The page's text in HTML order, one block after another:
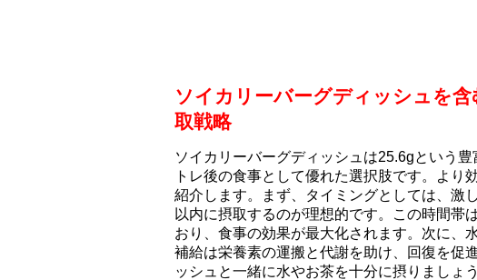
ソイカリーバーグディッシュを
取戦略
ソイカリーバーグディッシュは25.6gという
トレ後の食事として優れた選択肢です。より
紹介します。まず、タイミングとしては、激
以内に摂取するのが理想的です。この時間帯
おり、食事の効果が最大化されます。次に、
補給は栄養素の運搬と代謝を助け、回復を促
ッシュと一緒に水やお茶を十分に摂りましょ